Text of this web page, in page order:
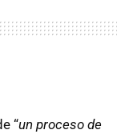
“un proceso de